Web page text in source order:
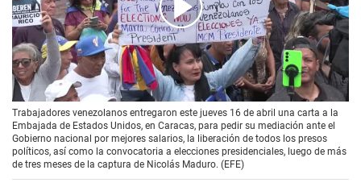
00:00 01:41
Trabajadores venezolanos entregaron este jueves 16 de abril una carta a la
Embajada de Estados Unidos, en Caracas, para pedir su mediación ante el
Gobierno nacional por mejores salarios, la liberación de todos los presos
políticos, así como la convocatoria a elecciones presidenciales, luego de más
de tres meses de la captura de Nicolás Maduro. (EFE)